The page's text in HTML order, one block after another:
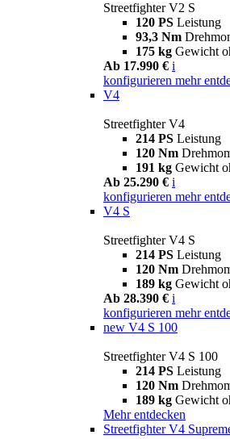
Streetfighter V2 S
120 PS Leistung
93,3 Nm
175 kg Gewicht
Ab 17.990 € i
konfigurieren mehr
V4
Streetfighter V4
214 PS Leistung
120 Nm
191 kg Gewicht
Ab 25.290 € i
konfigurieren mehr
V4 S
Streetfighter V4 S
214 PS Leistung
120 Nm
189 kg Gewicht
Ab 28.390 € i
konfigurieren mehr
new V4 S 100
Streetfighter V4 S 100
214 PS Leistung
120 Nm
189 kg Gewicht
Mehr entdecken
Streetfighter V4